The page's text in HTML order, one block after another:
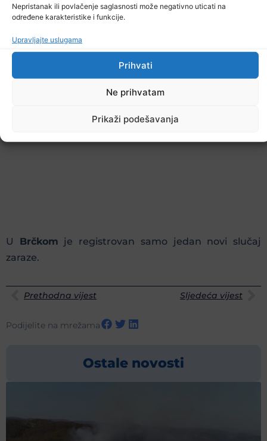
Nepristanak ili povlačenje saglasnosti može negativno uticati na
određene karakteristike i funkcije.
Upravljajte uslugama
Prihvati
Ne prihvatam
Prikaži podešavanja
оsоbа, а nаdzоr је zаvršеn kоd 63.413 оsоbе.
U Brčkom je registrovan samo jedan novi slučaj
zaraze.
Prethodna vijest Sljedeća vijest
Podijelite na mrežama
Ostale novosti